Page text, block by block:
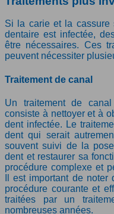
Si la carie et la cassure
dentaire est infectée,
être nécessaires. Ces
peuvent nécessiter
Traitement de canal
Un traitement de
consiste à nettoyer et à
dent infectée. Le
dent qui serait
souvent suivi de la
dent et restaurer sa
procédure complexe et
Il est important de
procédure courante et
traitées par un
nombreuses années.